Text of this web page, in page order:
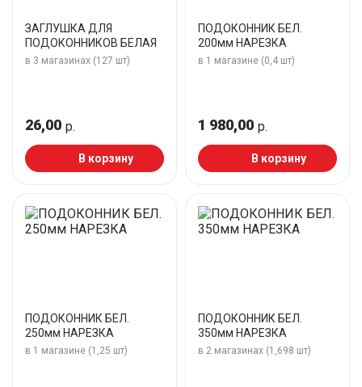
ЗАГЛУШКА ДЛЯ
ПОДОКОННИКОВ БЕЛАЯ
в 3 магазинах (127 шт)
26,00 р.
В корзину
ПОДОКОННИК БЕЛ.
200мм НАРЕЗКА
в 1 магазине (0,4 шт)
1 980,00 р.
В корзину
ПОДОКОННИК БЕЛ.
250мм НАРЕЗКА
в 1 магазине (1,25 шт)
ПОДОКОННИК БЕЛ.
350мм НАРЕЗКА
в 2 магазинах (1,698 шт)